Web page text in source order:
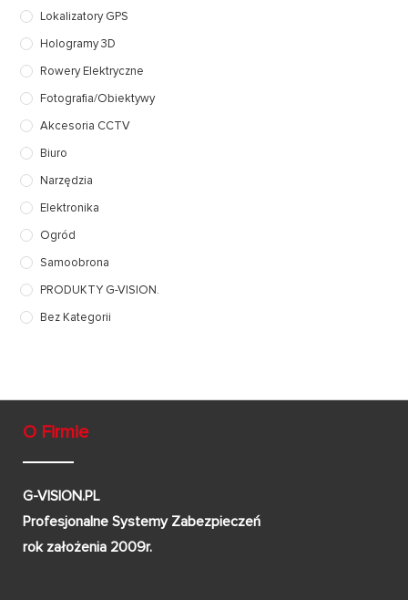
Lokalizatory GPS
Hologramy 3D
Rowery Elektryczne
Fotografia/Obiektywy
Akcesoria CCTV
Biuro
Narzędzia
Elektronika
Ogród
Samoobrona
PRODUKTY G-VISION.
Bez Kategorii
O Firmie
G-VISION.PL
Profesjonalne Systemy Zabezpieczeń
rok założenia 2009r.